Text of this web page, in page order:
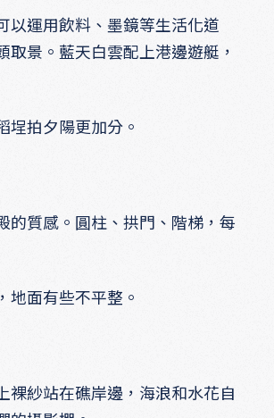
以運用飲料、墨鏡等生活化道
景。藍天白雲配上港邊遊艇，
埕拍夕陽更加分。
的質感。圓柱、拱門、階梯，每
地面有些不平整。
裸紗站在礁岸邊，海浪和水花自